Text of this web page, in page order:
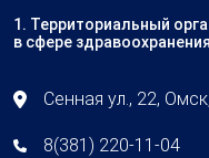
1. Территориальный
в сфере
Сенная ул., 22,
8(381) 220-11-04